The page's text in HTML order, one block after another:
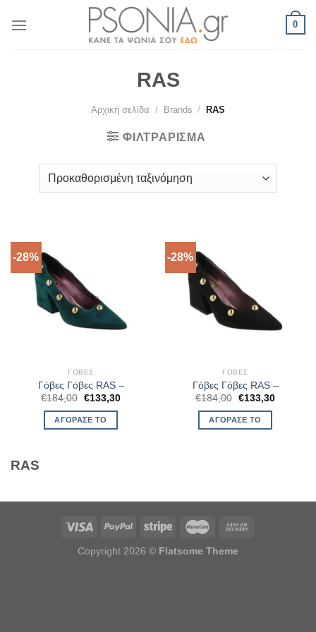
0
RAS
Αρχική σελίδα / Brands / RAS
ΦΙΛΤΡΆΡΙΣΜΑ
-28%
ΓΌΒΕΣ
Γόβες Γόβες RAS –
€184,00 Original
was:
€184,00.
€133,30Η
ΑΓΌΡΑΣΈ ΤΟ
-28%
ΓΌΒΕΣ
Γόβες Γόβες RAS –
€184,00 Original
was:
€184,00.
€133,30Η
ΑΓΌΡΑΣΈ ΤΟ
RAS
Copyright 2026 © Flatsome Theme